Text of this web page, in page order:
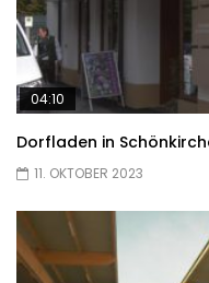
04:10
Dorfladen in
11. OKTOBER 2023